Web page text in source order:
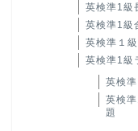
英検準1級
英検準1級
英検準１
英検準1級
英検
英検
題